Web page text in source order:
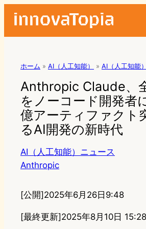
ホーム » AI（人工知能） » AI（人工知能
Anthropic Claude、
をノーコード開発者
億アーティファクト
るAI開発の新時代
AI（人工知能）ニュース
Anthropic
[公開]2025年6月26日9:48
[最終更新]2025年8月10日 15:28